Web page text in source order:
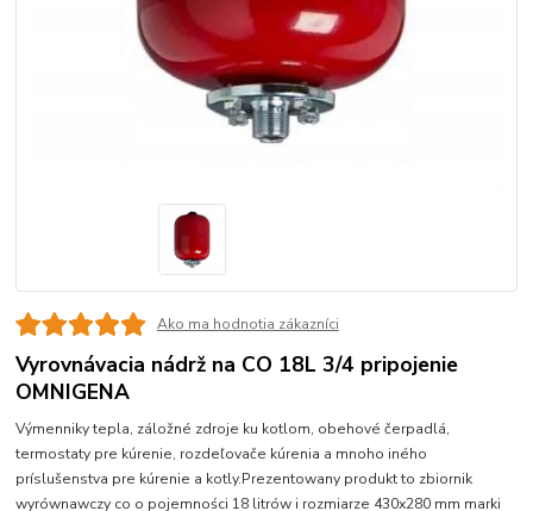
Ako ma hodnotia zákazníci
Vyrovnávacia nádrž na CO 18L 3/4 pripojenie
OMNIGENA
Výmenniky tepla, záložné zdroje ku kotlom, obehové čerpadlá,
termostaty pre kúrenie, rozdeľovače kúrenia a mnoho iného
príslušenstva pre kúrenie a kotly.Prezentowany produkt to zbiornik
wyrównawczy co o pojemności 18 litrów i rozmiarze 430x280 mm marki